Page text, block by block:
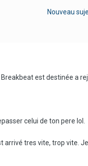
Nouveau
est destinée a
celui de ton pere lol.
tres vite, trop vite.